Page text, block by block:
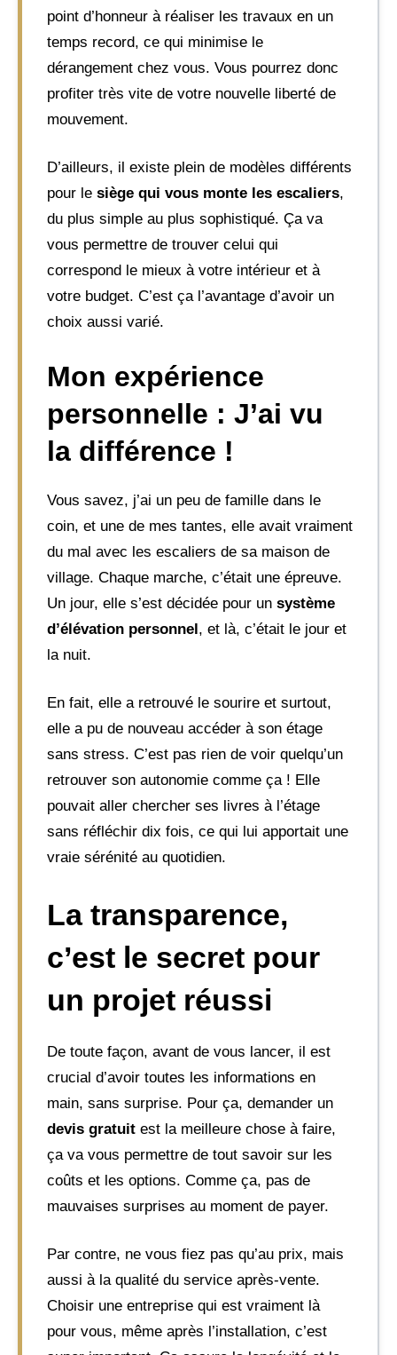
point d’honneur à réaliser les travaux en un
temps record, ce qui minimise le
dérangement chez vous. Vous pourrez donc
profiter très vite de votre nouvelle liberté de
mouvement.
D’ailleurs, il existe plein de modèles différents
pour le siège qui vous monte les escaliers,
du plus simple au plus sophistiqué. Ça va
vous permettre de trouver celui qui
correspond le mieux à votre intérieur et à
votre budget. C’est ça l’avantage d’avoir un
choix aussi varié.
Mon expérience
personnelle : J’ai vu
la différence !
Vous savez, j’ai un peu de famille dans le
coin, et une de mes tantes, elle avait vraiment
du mal avec les escaliers de sa maison de
village. Chaque marche, c’était une épreuve.
Un jour, elle s’est décidée pour un système
d’élévation personnel, et là, c’était le jour et
la nuit.
En fait, elle a retrouvé le sourire et surtout,
elle a pu de nouveau accéder à son étage
sans stress. C’est pas rien de voir quelqu’un
retrouver son autonomie comme ça ! Elle
pouvait aller chercher ses livres à l’étage
sans réfléchir dix fois, ce qui lui apportait une
vraie sérénité au quotidien.
La transparence,
c’est le secret pour
un projet réussi
De toute façon, avant de vous lancer, il est
crucial d’avoir toutes les informations en
main, sans surprise. Pour ça, demander un
devis gratuit est la meilleure chose à faire,
ça va vous permettre de tout savoir sur les
coûts et les options. Comme ça, pas de
mauvaises surprises au moment de payer.
Par contre, ne vous fiez pas qu’au prix, mais
aussi à la qualité du service après-vente.
Choisir une entreprise qui est vraiment là
pour vous, même après l’installation, c’est